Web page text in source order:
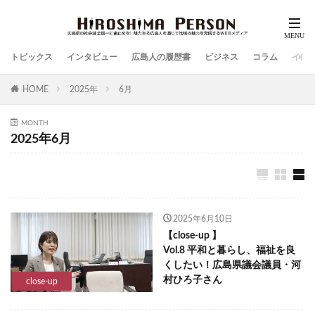
トピックス インタビュー 広島人の履歴書 ビジネス コラム イン
HOME 2025年 6月
MONTH
2025年6月
close-up
2025年6月10日
【close-up 】
Vol.8 平和と暮らし、福祉を良
くしたい！広島県議会議員・河
村ひろ子さん